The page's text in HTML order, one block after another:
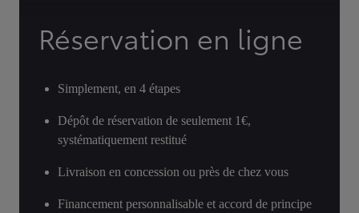
Réservation en ligne
Simplement, en 4 étapes
Dépôt de réservation de seulement 1€,
systématiquement restitué
Livraison en concession ou près de chez vous
Financement personnalisable et accord de principe